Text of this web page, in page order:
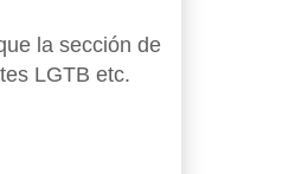
la sección de
LGTB etc.